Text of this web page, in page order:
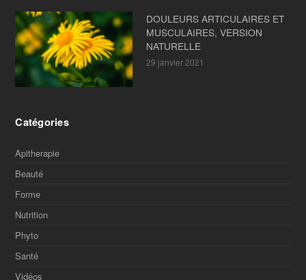
DOULEURS ARTICULAIRES ET
MUSCULAIRES, VERSION
NATURELLE
29 janvier 2021
Catégories
Apitherapie
Beauté
Forme
Nutrition
Phyto
Santé
Vidéos